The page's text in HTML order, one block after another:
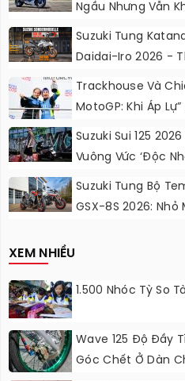
Ngầu Nhưng Vẫn
Suzuki Tung
Daidai-Iro 2026 -
Chơi, Thêm Cá
Trackhouse Và
MotoGP: Khi Áp
Lực Ngọt Ngào
Suzuki Sui 125
Vuông Vức ‘độc
Sắc Cầu Vồng
Suzuki Tung Bộ
GSX-8S 2026: Nhỏ
XEM NHIỀU
1.500 Nhóc Tỳ So
Wave 125 Độ Đầy
Góc Chết Ở Dàn